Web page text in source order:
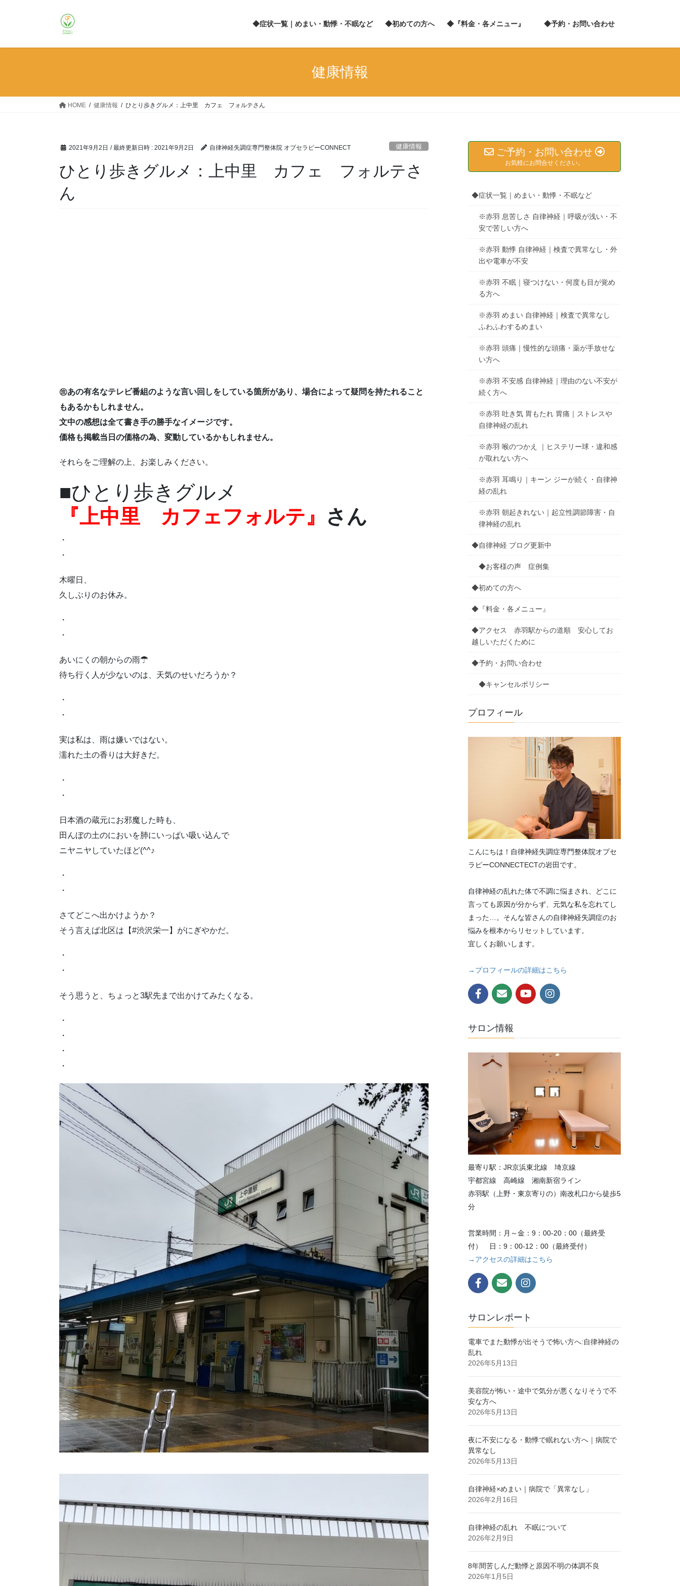
◆症状一覧｜めまい・動悸・不眠など ◆初めての方へ ◆『料金・各メニュー』 ◆予約・お問い合わせ
健康情報
HOME 健康情報 ひとり歩きグルメ：上中里 カフェ フォルテさん
2021年9月2日 / 最終更新日時 : 2021年9月2日 自律神経失調症専門整体院 オプセラピーCONNECT 健康情報
ひとり歩きグルメ：上中里 カフェ フォルテさ
ん
㊟あの有名なテレビ番組のような言い回しをしている箇所があり、場合によって疑問を持たれること
もあるかもしれません。
文中の感想は全て書き手の勝手なイメージです。
価格も掲載当日の価格の為、変動しているかもしれません。
それらをご理解の上、お楽しみください。
■ひとり歩きグルメ
『上中里 カフェフォルテ』
さん
・
・
木曜日、
久しぶりのお休み。
・
・
あいにくの朝からの雨☂
待ち行く人が少ないのは、天気のせいだろうか？
・
・
実は私は、雨は嫌いではない。
濡れた土の香りは大好きだ。
・
・
日本酒の蔵元にお邪魔した時も、
田んぼの土のにおいを肺にいっぱい吸い込んで
ニヤニヤしていたほど(^^♪
・
・
さてどこへ出かけようか？
そう言えば北区は【#渋沢栄一】がにぎやかだ。
・
・
そう思うと、ちょっと3駅先まで出かけてみたくなる。
・
・
・
・
ご予約・お問い合わせ
お気軽にお問合せください。
◆症状一覧｜めまい・動悸・不眠など
※赤羽 息苦しさ 自律神経｜呼吸が浅い・不
安で苦しい方へ
※赤羽 動悸 自律神経｜検査で異常なし・外
出や電車が不安
※赤羽 不眠｜寝つけない・何度も目が覚め
る方へ
※赤羽 めまい 自律神経｜検査で異常なし
ふわふわするめまい
※赤羽 頭痛｜慢性的な頭痛・薬が手放せな
い方へ
※赤羽 不安感 自律神経｜理由のない不安が
続く方へ
※赤羽 吐き気 胃もたれ 胃痛｜ストレスや
自律神経の乱れ
※赤羽 喉のつかえ ｜ヒステリー球・違和感
が取れない方へ
※赤羽 耳鳴り｜キーン ジーが続く・自律神
経の乱れ
※赤羽 朝起きれない｜起立性調節障害・自
律神経の乱れ
◆自律神経 ブログ更新中
◆お客様の声 症例集
◆初めての方へ
◆『料金・各メニュー』
◆アクセス 赤羽駅からの道順 安心してお
越しいただくために
◆予約・お問い合わせ
◆キャンセルポリシー
プロフィール
こんにちは！自律神経失調症専門整体院オプセ
ラピーCONNECTECTの岩田です。
自律神経の乱れた体で不調に悩まされ、どこに
言っても原因が分からず、元気な私を忘れてし
まった…。そんな皆さんの自律神経失調症のお
悩みを根本からリセットしています。
宜しくお願いします。
→プロフィールの詳細はこちら
サロン情報
最寄り駅：JR京浜東北線 埼京線
宇都宮線 高崎線 湘南新宿ライン
赤羽駅（上野・東京寄りの）南改札口から徒歩5
分
営業時間：月～金：9：00-20：00（最終受
付） 日：9：00-12：00（最終受付）
→アクセスの詳細はこちら
サロンレポート
電車でまた動悸が出そうで怖い方へ:自律神経の
乱れ
2026年5月13日
美容院が怖い・途中で気分が悪くなりそうで不
安な方へ
2026年5月13日
夜に不安になる・動悸で眠れない方へ｜病院で
異常なし
2026年5月13日
自律神経×めまい｜病院で「異常なし」
2026年2月16日
自律神経の乱れ 不眠について
2026年2月9日
8年間苦しんだ動悸と原因不明の体調不良
2026年1月5日